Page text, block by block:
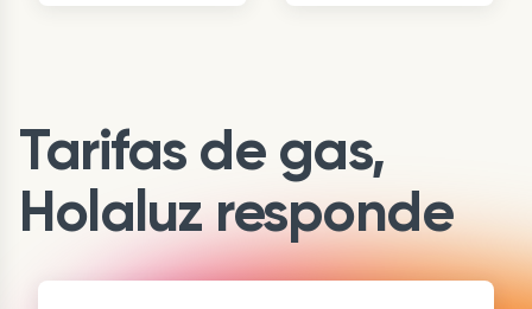
Tarifas de gas,
Holaluz responde